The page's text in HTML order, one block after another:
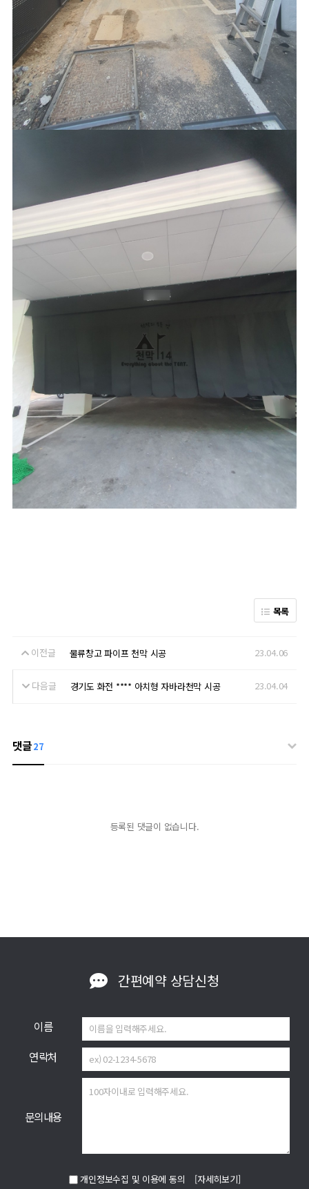
목록
이전글 물류창고 파이프 천막 시공 23.04.06
다음글 경기도 화전 **** 아치형 자바라천막 시공 23.04.04
댓글27
등록된 댓글이 없습니다.
간편예약상담신청
이름
연락처
문의내용
개인정보수집 및 이용에 동의 [자세히보기]